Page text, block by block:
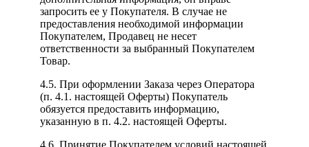
запросить ее у Покупателя. В случае не
предоставления необходимой информации
Покупателем, Продавец не несет
ответственности за выбранный Покупателем
Товар.
4.5. При оформлении Заказа через Оператора
(п. 4.1. настоящей Оферты) Покупатель
обязуется предоставить информацию,
указанную в п. 4.2. настоящей Оферты.
4.6. Принятие Покупателем условий настоящей